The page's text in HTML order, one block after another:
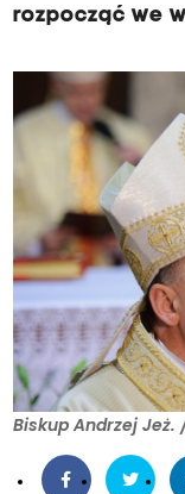
rozpocząć we
Biskup Andrzej Jeż.